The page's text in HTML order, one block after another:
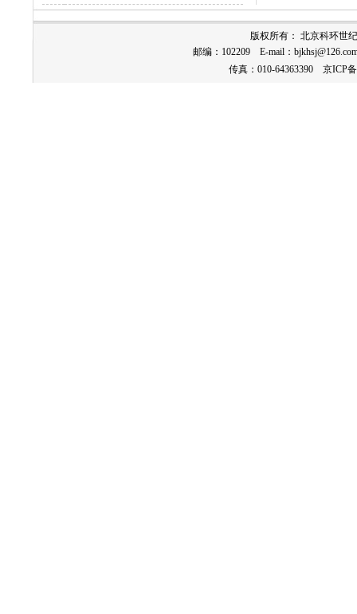
版权所有： 北京科环世
邮编：102209 E-mail：
传真：010-64363390 京ICP